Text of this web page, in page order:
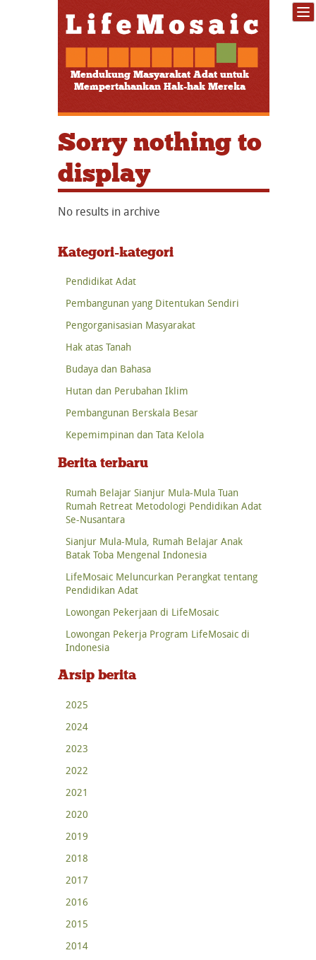
Mendukung Masyarakat Adat untuk
Mempertahankan Hak-hak Mereka
Sorry nothing to
display
No results in archive
Kategori-kategori
Pendidikat Adat
Pembangunan yang Ditentukan Sendiri
Pengorganisasian Masyarakat
Hak atas Tanah
Budaya dan Bahasa
Hutan dan Perubahan Iklim
Pembangunan Berskala Besar
Kepemimpinan dan Tata Kelola
Berita terbaru
Rumah Belajar Sianjur Mula-Mula Tuan
Rumah Retreat Metodologi Pendidikan Adat
Se-Nusantara
Sianjur Mula-Mula, Rumah Belajar Anak
Batak Toba Mengenal Indonesia
LifeMosaic Meluncurkan Perangkat tentang
Pendidikan Adat
Lowongan Pekerjaan di LifeMosaic
Lowongan Pekerja Program LifeMosaic di
Indonesia
Arsip berita
2025
2024
2023
2022
2021
2020
2019
2018
2017
2016
2015
2014